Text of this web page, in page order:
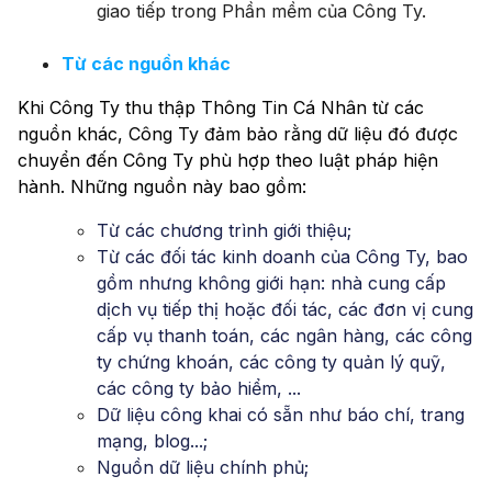
giao tiếp trong Phần mềm của Công Ty.
Từ các nguồn khác
Khi Công Ty thu thập Thông Tin Cá Nhân từ các
nguồn khác, Công Ty đảm bảo rằng dữ liệu đó được
chuyển đến Công Ty phù hợp theo luật pháp hiện
hành. Những nguồn này bao gồm:
Từ các chương trình giới thiệu;
Từ các đối tác kinh doanh của Công Ty, bao
gồm nhưng không giới hạn: nhà cung cấp
dịch vụ tiếp thị hoặc đối tác, các đơn vị cung
cấp vụ thanh toán, các ngân hàng, các công
ty chứng khoán, các công ty quản lý quỹ,
các công ty bảo hiểm, ...
Dữ liệu công khai có sẵn như báo chí, trang
mạng, blog...;
Nguồn dữ liệu chính phủ;